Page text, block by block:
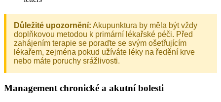
Důležité upozornění: Akupunktura by měla být vždy
doplňkovou metodou k primární lékařské péči. Před
zahájením terapie se poraďte se svým ošetřujícím
lékařem, zejména pokud užíváte léky na ředění krve
nebo máte poruchy srážlivosti.
Management chronické a akutní bolesti